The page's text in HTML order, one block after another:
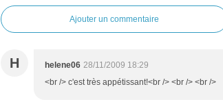
Ajouter un commentaire
H helene06 28/11/2009 18:29
<br /> c'est très appétissant!<br /> <br /> <br />